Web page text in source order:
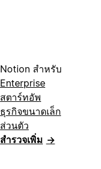
Notion สำหรับ
Enterprise
สตาร์ทอัพ
ธุรกิจขนาดเล็ก
ส่วนตัว
สำรวจเพิ่ม →